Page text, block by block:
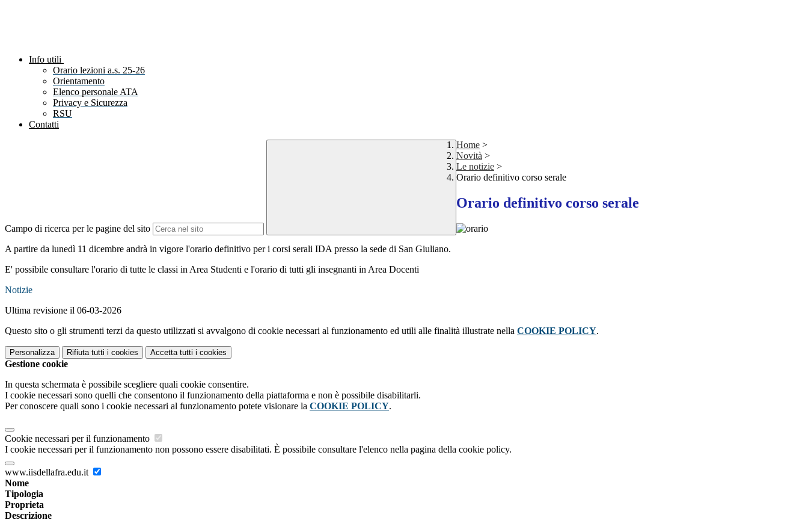
Info utili
Orario lezioni a.s. 25-26
Orientamento
Elenco personale ATA
Privacy e Sicurezza
RSU
Contatti
Campo di ricerca per le pagine del sito
Home >
Novità >
Le notizie >
Orario definitivo corso serale
Orario definitivo corso serale
A partire da lunedì 11 dicembre andrà in vigore l'orario definitivo per i corsi serali IDA presso la sede di San Giuliano.
E' possibile consultare l'orario di tutte le classi in Area Studenti e l'orario di tutti gli insegnanti in Area Docenti
Notizie
Ultima revisione il 06-03-2026
Questo sito o gli strumenti terzi da questo utilizzati si avvalgono di cookie necessari al funzionamento ed utili alle finalità illustrate nella COOKIE POLICY.
Personalizza Rifiuta tutti i cookies Accetta tutti i cookies
Gestione cookie
In questa schermata è possibile scegliere quali cookie consentire.
I cookie necessari sono quelli che consentono il funzionamento della piattaforma e non è possibile disabilitarli.
Per conoscere quali sono i cookie necessari al funzionamento potete visionare la COOKIE POLICY.
Cookie necessari per il funzionamento
I cookie necessari per il funzionamento non possono essere disabilitati. È possibile consultare l'elenco nella pagina della cookie policy.
www.iisdellafra.edu.it
Nome
Tipologia
Proprieta
Descrizione